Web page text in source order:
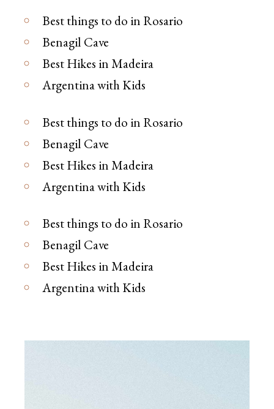
Best things to do in Rosario
Benagil Cave
Best Hikes in Madeira
Argentina with Kids
Best things to do in Rosario
Benagil Cave
Best Hikes in Madeira
Argentina with Kids
Best things to do in Rosario
Benagil Cave
Best Hikes in Madeira
Argentina with Kids